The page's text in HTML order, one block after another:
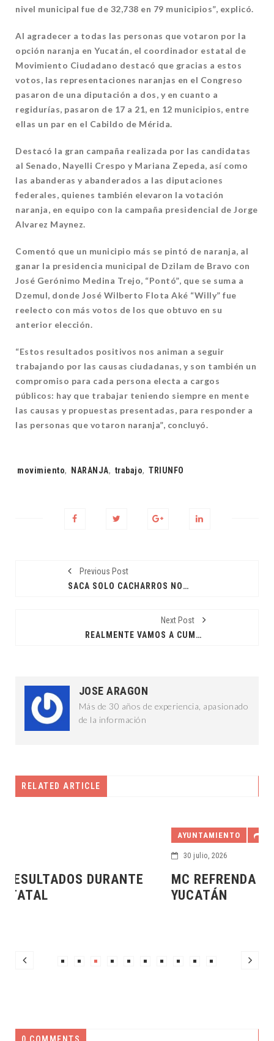
nivel municipal fue de 32,738 en 79 municipios”, explicó.
Al agradecer a todas las personas que votaron por la
opción naranja en Yucatán, el coordinador estatal de
Movimiento Ciudadano destacó que gracias a estos
votos, las representaciones naranjas en el Congreso
pasaron de una diputación a dos, y en cuanto a
regidurías, pasaron de 17 a 21, en 12 municipios, entre
ellas un par en el Cabildo de Mérida.
Destacó la gran campaña realizada por las candidatas
al Senado, Nayelli Crespo y Mariana Zepeda, así como
las abanderas y abanderados a las diputaciones
federales, quienes también elevaron la votación
naranja, en equipo con la campaña presidencial de Jorge
Alvarez Maynez.
Comentó que un municipio más se pintó de naranja, al
ganar la presidencia municipal de Dzilam de Bravo con
José Gerónimo Medina Trejo, “Pontó”, que se suma a
Dzemul, donde José Wilberto Flota Aké “Willy” fue
reelecto con más votos de los que obtuvo en su
anterior elección.
“Estos resultados positivos nos animan a seguir
trabajando por las causas ciudadanas, y son también un
compromiso para cada persona electa a cargos
públicos: hay que trabajar teniendo siempre en mente
las causas y propuestas presentadas, para responder a
las personas que votaron naranja”, concluyó.
Tags:
movimiento, NARANJA, trabajo, TRIUNFO
Previous Post
SACA SOLO CACHARROS NO BASURA
Next Post
REALMENTE VAMOS A CUMPLIRLE AL PUEBLO DE MÉXICO: CSP
JOSE ARAGON
Más de 30 años de experiencia, apasionado
de la información
RELATED ARTICLE
MC REFRENDA SU COMPROMISO CON
YUCATÁN